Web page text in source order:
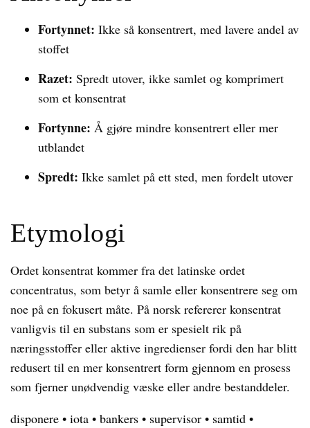
Fortynnet: Ikke så konsentrert, med lavere andel av
stoffet
Razet: Spredt utover, ikke samlet og komprimert
som et konsentrat
Fortynne: Å gjøre mindre konsentrert eller mer
utblandet
Spredt: Ikke samlet på ett sted, men fordelt utover
Etymologi
Ordet konsentrat kommer fra det latinske ordet
concentratus, som betyr å samle eller konsentrere seg om
noe på en fokusert måte. På norsk refererer konsentrat
vanligvis til en substans som er spesielt rik på
næringsstoffer eller aktive ingredienser fordi den har blitt
redusert til en mer konsentrert form gjennom en prosess
som fjerner unødvendig væske eller andre bestanddeler.
disponere • iota • bankers • supervisor • samtid •